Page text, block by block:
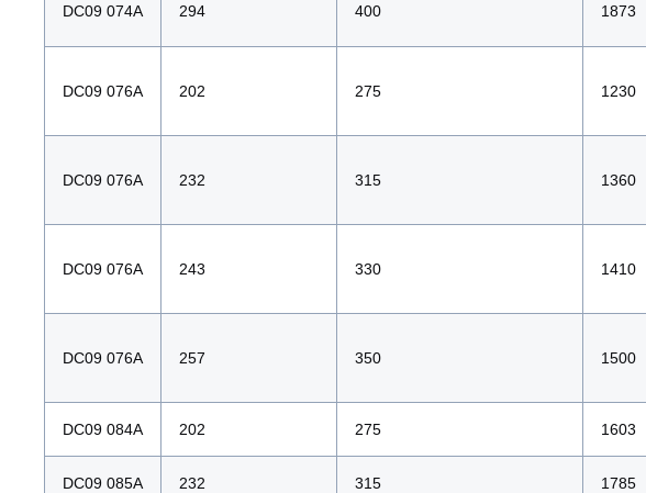
DC09 074A 294 400 1873
DC09 076A 202 275 1230
DC09 076A 232 315 1360
DC09 076A 243 330 1410
DC09 076A 257 350 1500
DC09 084A 202 275 1603
DC09 085A 232 315 1785